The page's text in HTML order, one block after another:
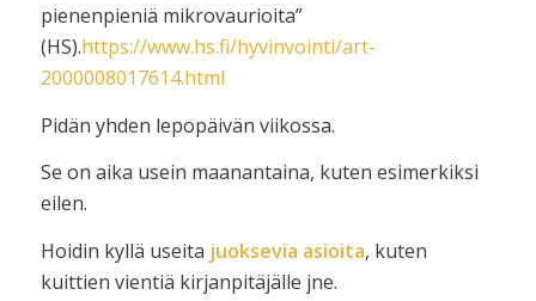
pienenpieniä mikrovaurioita”
(HS).https://www.hs.fi/hyvinvointi/art-
2000008017614.html
Pidän yhden lepopäivän viikossa.
Se on aika usein maanantaina, kuten esimerkiksi
eilen.
Hoidin kyllä useita juoksevia asioita, kuten
kuittien vientiä kirjanpitäjälle jne.